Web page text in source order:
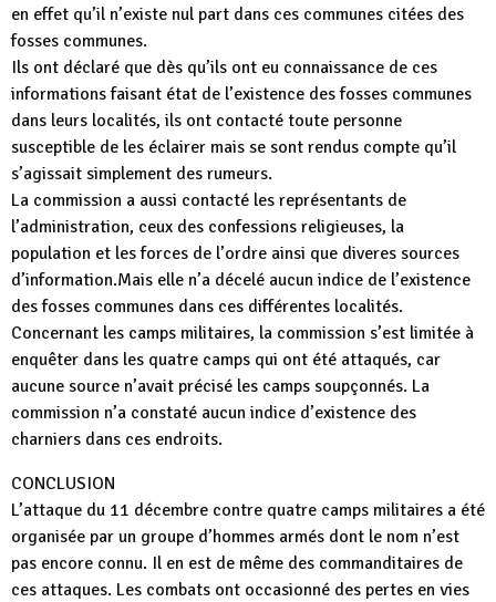
en effet qu’il n’existe nul part dans ces communes citées des
fosses communes.
Ils ont déclaré que dès qu’ils ont eu connaissance de ces
informations faisant état de l’existence des fosses communes
dans leurs localités, ils ont contacté toute personne
susceptible de les éclairer mais se sont rendus compte qu’il
s’agissait simplement des rumeurs.
La commission a aussi contacté les représentants de
l’administration, ceux des confessions religieuses, la
population et les forces de l’ordre ainsi que diveres sources
d’information.Mais elle n’a décelé aucun indice de l’existence
des fosses communes dans ces différentes localités.
Concernant les camps militaires, la commission s’est limitée à
enquêter dans les quatre camps qui ont été attaqués, car
aucune source n’avait précisé les camps soupçonnés. La
commission n’a constaté aucun indice d’existence des
charniers dans ces endroits.
CONCLUSION
L’attaque du 11 décembre contre quatre camps militaires a été
organisée par un groupe d’hommes armés dont le nom n’est
pas encore connu. Il en est de même des commanditaires de
ces attaques. Les combats ont occasionné des pertes en vies